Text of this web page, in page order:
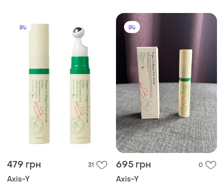
479 грн 31
Axis-Y
695 грн 0
Axis-Y